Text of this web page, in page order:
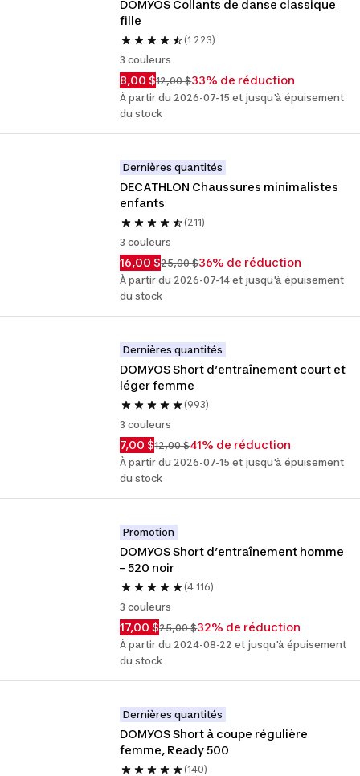
DOMYOS Collants de danse classique
fille
(1 223)
3 couleurs
8,00 $12,00 $33% de réduction
À partir du 2026-07-15 et jusqu'à épuisement
du stock
Dernières quantités
DECATHLON Chaussures minimalistes
enfants
(211)
3 couleurs
16,00 $25,00 $36% de réduction
À partir du 2026-07-14 et jusqu'à épuisement
du stock
Dernières quantités
DOMYOS Short d’entraînement court et
léger femme
(993)
3 couleurs
7,00 $12,00 $41% de réduction
À partir du 2026-07-15 et jusqu'à épuisement
du stock
Promotion
DOMYOS Short d’entraînement homme
– 520 noir
(4 116)
3 couleurs
17,00 $25,00 $32% de réduction
À partir du 2024-08-22 et jusqu'à épuisement
du stock
Dernières quantités
DOMYOS Short à coupe régulière
femme, Ready 500
(140)